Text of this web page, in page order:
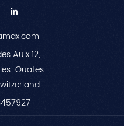
Aulx 12,
Ouates